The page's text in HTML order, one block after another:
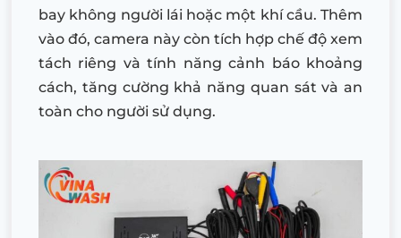
bay không người lái hoặc một khí cầu. Thêm
vào đó, camera này còn tích hợp chế độ xem
tách riêng và tính năng cảnh báo khoảng
cách, tăng cường khả năng quan sát và an
toàn cho người sử dụng.